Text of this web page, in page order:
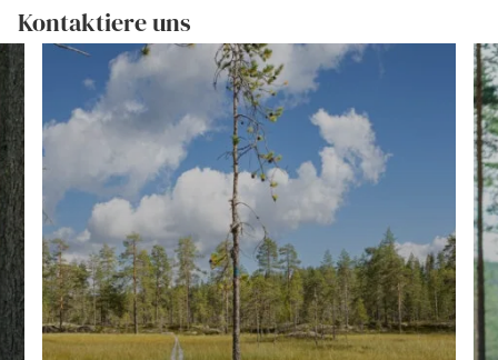
Kontaktiere uns